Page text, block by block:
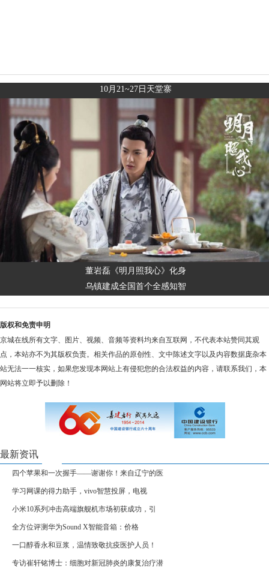
10月21~27日天堂寨
董岩磊《明月照我心》化身
乌镇建成全国首个全感知智
版权和免责申明
京城在线所有文字、图片、视频、音频等资料均来自互联网，不代表本站赞同其观
点，本站亦不为其版权负责。相关作品的原创性、文中陈述文字以及内容数据庞杂本
站无法一一核实，如果您发现本网站上有侵犯您的合法权益的内容，请联系我们，本
网站将立即予以删除！
最新资讯
四个苹果和一次握手——谢谢你！来自辽宁的医
学习网课的得力助手，vivo智慧投屏，电视
小米10系列冲击高端旗舰机市场初获成功，引
全方位评测华为Sound X智能音箱：价格
一口醇香永和豆浆，温情致敬抗疫医护人员！
专访崔轩铭博士：细胞对新冠肺炎的康复治疗潜